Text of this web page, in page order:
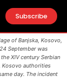
Subscribe
of Banjska, Kosovo,
September was
XIV century Serbian
Kosovo authorities
day. The incident